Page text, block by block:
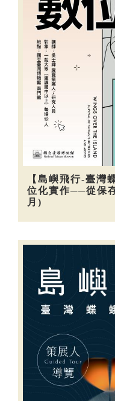
【島嶼飛行-臺灣
位化實作──從保
月)